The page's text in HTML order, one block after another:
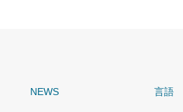
NEWS 言語